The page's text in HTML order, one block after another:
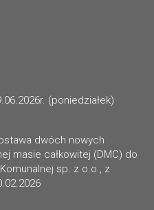
(poniedziałek)
dwóch nowych
masie całkowitej (DMC) do
sp. z o.o., z